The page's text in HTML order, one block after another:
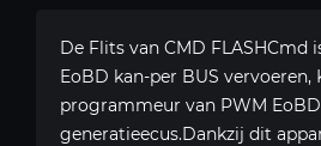
De Flits van CMD FLASHCmd
EoBD kan-per BUS vervoeren,
programmeur van PWM
generatieecus.Dankzij dit